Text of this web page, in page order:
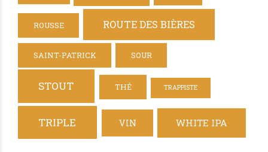
ROUSSE ROUTE DES BIÈRES
SAINT-PATRICK SOUR
STOUT THÉ TRAPPISTE
TRIPLE VIN WHITE IPA